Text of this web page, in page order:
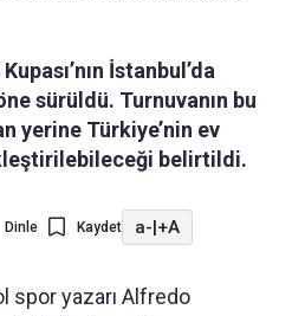
İstanbul’da
sürüldü. Turnuvanın bu
yerine Türkiye’nin ev
belirtildi.
Dinle Kaydet a-|+A
spor yazarı Alfredo